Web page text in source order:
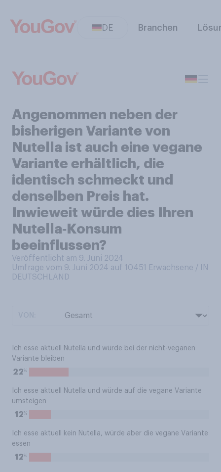
DE Branchen
Angenommen neben der
bisherigen Variante von
Nutella ist auch eine vegane
Variante erhältlich, die
identisch schmeckt und
denselben Preis hat.
Inwieweit würde dies Ihren
Nutella‑Konsum
beeinflussen?
Veröffentlicht am 9. Juni 2024
Umfrage vom 9. Juni 2024 auf 10451
Erwachsene / IN
DEUTSCHLAND
Ich esse aktuell Nutella und würde bei der nicht-veganen
Variante bleiben
22%
Ich esse aktuell Nutella und würde auf die vegane Variante
umsteigen
12%
Ich esse aktuell kein Nutella, würde aber die vegane Variante
essen
12%